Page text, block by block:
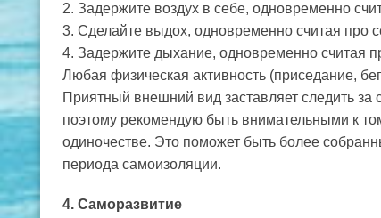
2. Задержите воздух в себе, одновременно
3. Сделайте выдох, одновременно считая про
4. Задержите дыхание, одновременно считая
Любая физическая активность (приседание,
Приятный внешний вид заставляет следить за
поэтому рекомендую быть внимательными к
одиночестве. Это поможет быть более
периода самоизоляции.
4. Саморазвитие